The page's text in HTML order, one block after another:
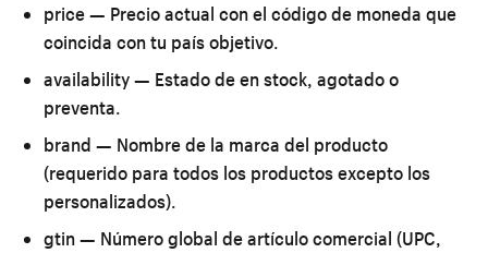
price— Precio actual con el código de moneda que
coincida con tu país objetivo.
availability— Estado de en stock, agotado o
preventa.
brand — Nombre de la marca del producto
(requerido para todos los productos excepto los
personalizados).
gtin— Número global de artículo comercial (UPC,